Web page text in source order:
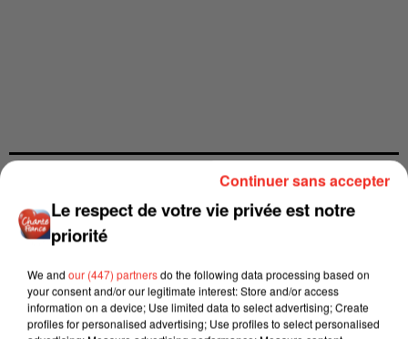
Le respect de votre vie privée est notre
priorité
We and our (447) partnersdo the following data processing based on
your consent and/or our legitimate interest: Store and/or access
information on a device; Use limited data to select advertising; Create
profiles for personalised advertising; Use profiles to select personalised
Continuer sans accepter